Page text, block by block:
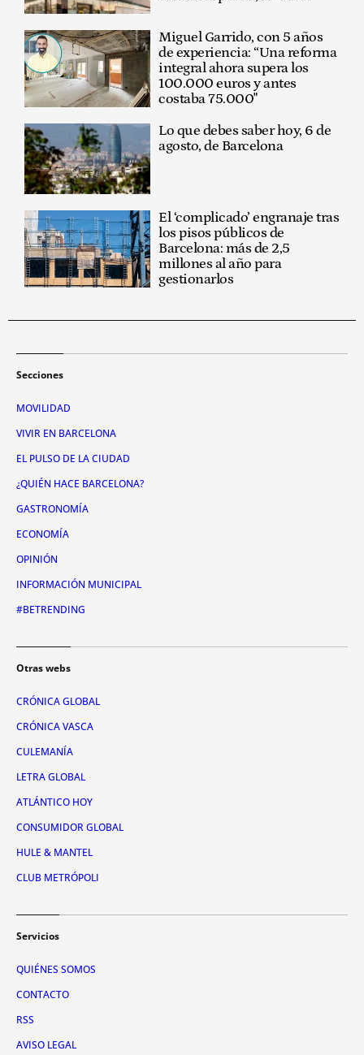
Miguel Garrido, con 5 años
de experiencia: “Una reforma
integral ahora supera los
100.000 euros y antes
costaba 75.000"
Lo que debes saber hoy, 6 de
agosto, de Barcelona
El ‘complicado’ engranaje tras
los pisos públicos de
Barcelona: más de 2,5
millones al año para
gestionarlos
Secciones
MOVILIDAD
VIVIR EN BARCELONA
EL PULSO DE LA CIUDAD
¿QUIÉN HACE BARCELONA?
GASTRONOMÍA
ECONOMÍA
OPINIÓN
INFORMACIÓN MUNICIPAL
#BETRENDING
Otras webs
CRÓNICA GLOBAL
CRÓNICA VASCA
CULEMANÍA
LETRA GLOBAL
ATLÁNTICO HOY
CONSUMIDOR GLOBAL
HULE & MANTEL
CLUB METRÓPOLI
Servicios
QUIÉNES SOMOS
CONTACTO
RSS
AVISO LEGAL